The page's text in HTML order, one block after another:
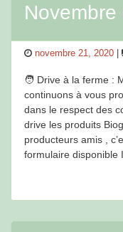
Posted
novembre 21, 2020
🧑‍ Drive à la ferme :
continuons à vous
dans le respect des
drive les produits
producteurs amis ,
formulaire disponible